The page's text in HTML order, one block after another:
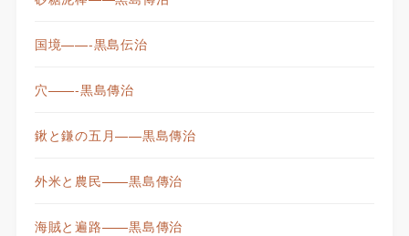
国境——-黒島伝治
穴——-黒島傳治
鍬と鎌の五月——黒島傳治
外米と農民——黒島傳治
海賊と遍路——黒島傳治